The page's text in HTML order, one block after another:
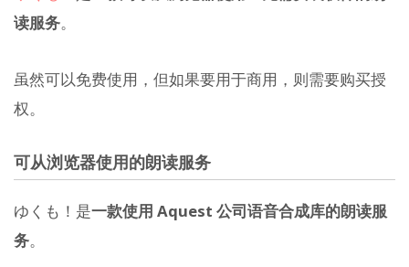
读服务。
虽然可以免费使用，但如果要用于商用，则需要购买授
权。
可从浏览器使用的朗读服务
ゆくも！是一款使用 Aquest 公司语音合成库的朗读服
务。